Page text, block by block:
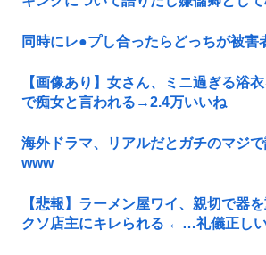
同時にレ●プし合ったらどっちが被害
【画像あり】女さん、ミニ過ぎる浴
で痴女と言われる→2.4万いいね
海外ドラマ、リアルだとガチのマジ
www
【悲報】ラーメン屋ワイ、親切で器
クソ店主にキレられる ←…礼儀正し